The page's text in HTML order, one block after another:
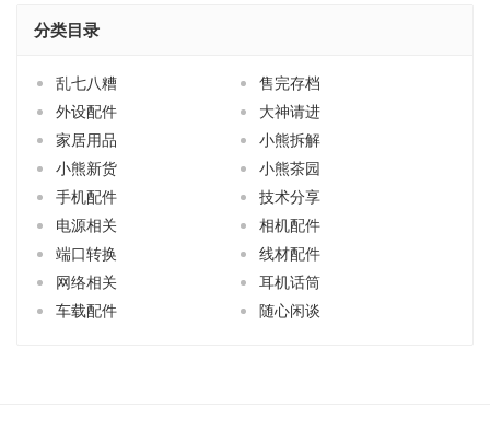
分类目录
乱七八糟
售完存档
外设配件
大神请进
家居用品
小熊拆解
小熊新货
小熊茶园
手机配件
技术分享
电源相关
相机配件
端口转换
线材配件
网络相关
耳机话筒
车载配件
随心闲谈